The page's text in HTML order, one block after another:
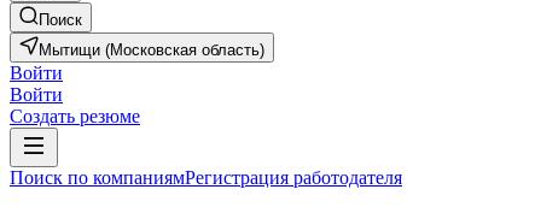
Поиск
Мытищи (Московская область)
Войти
Войти
Создать резюме
Поиск по компаниямРегистрация работодателя